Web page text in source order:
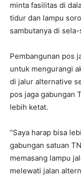
minta fasilitas di
tidur dan lampu
sambutanya di
Pembangunan pos
untuk mengurangi
di jalur alternative
pos jaga gabungan
lebih ketat.
“Saya harap bisa
gabungan satuan
memasang lampu
melewati jalan